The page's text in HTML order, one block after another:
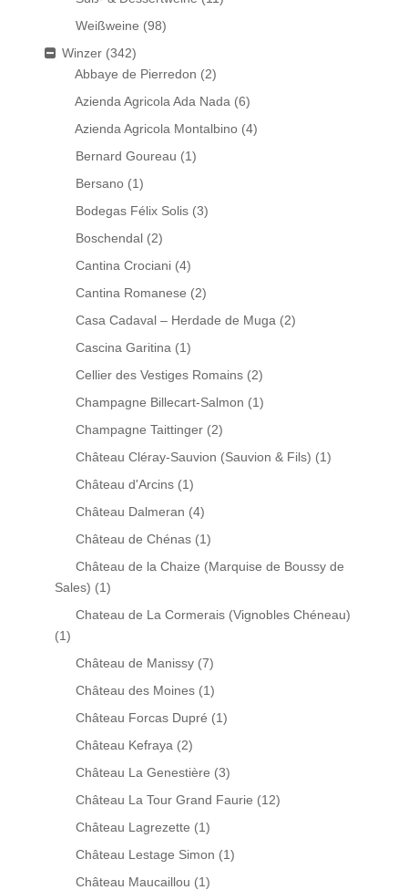
Weißweine (98)
Winzer (342)
Abbaye de Pierredon (2)
Azienda Agricola Ada Nada (6)
Azienda Agricola Montalbino (4)
Bernard Goureau (1)
Bersano (1)
Bodegas Félix Solis (3)
Boschendal (2)
Cantina Crociani (4)
Cantina Romanese (2)
Casa Cadaval – Herdade de Muga (2)
Cascina Garitina (1)
Cellier des Vestiges Romains (2)
Champagne Billecart-Salmon (1)
Champagne Taittinger (2)
Château Cléray-Sauvion (Sauvion & Fils) (1)
Château d'Arcins (1)
Château Dalmeran (4)
Château de Chénas (1)
Château de la Chaize (Marquise de Boussy de
Sales) (1)
Chateau de La Cormerais (Vignobles Chéneau)
(1)
Château de Manissy (7)
Château des Moines (1)
Château Forcas Dupré (1)
Château Kefraya (2)
Château La Genestière (3)
Château La Tour Grand Faurie (12)
Château Lagrezette (1)
Château Lestage Simon (1)
Château Maucaillou (1)